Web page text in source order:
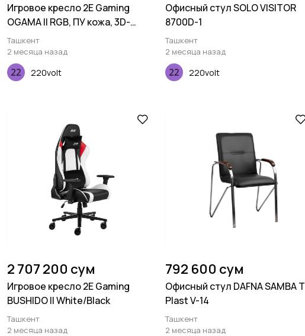
Игровое кресло 2E Gaming
OGAMA II RGB, ПУ кожа, 3D-
Armrests, чёрный
Ташкент
2 месяца назад
220volt
Офисный стул SOLO VISITOR
8700D-1
Ташкент
2 месяца назад
220volt
2 707 200 сум
Игровое кресло 2E Gaming
BUSHIDO II White/Black
Ташкент
2 месяца назад
792 600 сум
Офисный стул DAFNA SAMBA T
Plast V-14
Ташкент
2 месяца назад